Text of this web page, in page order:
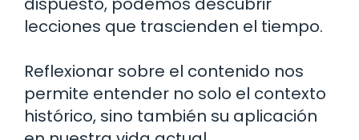
lecciones que trascienden el tiempo.
Reflexionar sobre el contenido nos
permite entender no solo el contexto
histórico, sino también su aplicación